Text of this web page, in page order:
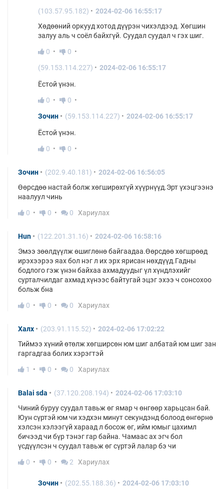
(103.57.95.182)
2024-02-06 16:55:17
Хөдөөний оркууд хотод дүүрэн чихэлдээд. Хөгшин
залуу аль ч соёл байхгүй. Суудал суудал ч гэх шиг.
0
0
(59.153.114.227)
2024-02-06 16:55:17
Ёстой үнэн.
0
0
Зочин
(59.153.114.227) 2024-02-06 16:55:17
Ёстой үнэн.
0
0
Зочин (202.9.40.181)
2024-02-06 16:56:05
Өөрсдөө настай болж хөгширөхгүй хүүрнүүд.Эрт үхэцгээнэ
наалуул чинь
0
0 0 Хариулах
Hun (122.201.31.16)
2024-02-06 16:58:16
Эмээ зөөлдүүлж өшиглөнө байгаадаа.Өөрсдөө хөгшрөөд
ирэхээрээ яах бол нэг л их эрх ярисан нөхдүүд.Гадны
бодлого гэж үнэн байхаа ахмадуудыг үл хүндлэхийг
сурталчилдаг ахмад хүнээс байтугай эцэг эхээ ч сонсохоо
больж бна
0
0 0 Хариулах
Халх (203.91.115.52)
2024-02-06 17:02:22
Тиймээ хүний өтөлж хөгширсөн юм шиг албатай юм шиг зан
гаргадгаа болих хэрэгтэй
1
0 0 Хариулах
Balai sda (37.120.208.194)
2024-02-06 17:03:10
Чиний буруу суудал тавьж өг ямар ч өнгөөр харьцсан бай.
Юун сүртэй юм чи хэдхэн минут секундэнд болоод өнгөрнө
хэлсэн хэлээгүй хараад л босож өг, ийм юмыг цахимл
бичээд чи бүр тэнэг гар байна. Чамаас ах эгч бол
үсдүүлсэн ч суудал тавьж өг сүртэй лалар бэ чи
0
0 2 Хариулах
Зочин (202.55.188.36)
2024-02-06 17:03:10